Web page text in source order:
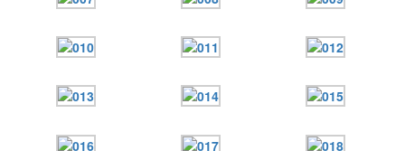
12 сентября 2015
Название трансляции
12 сентября 2015
Название трансляции
12 сентября 2015
Название трансляции
12 сентября 2015
Название трансляции
12 сентября 2015
Название трансляции
12 сентября 2015
Название трансляции